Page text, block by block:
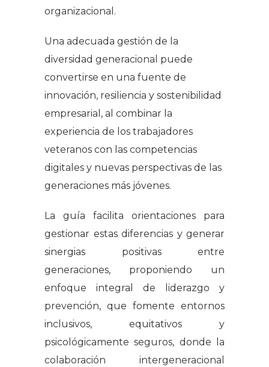
organizacional.
Una adecuada gestión de la
diversidad generacional puede
convertirse en una fuente de
innovación, resiliencia y sostenibilidad
empresarial, al combinar la
experiencia de los trabajadores
veteranos con las competencias
digitales y nuevas perspectivas de las
generaciones más jóvenes.
La guía facilita orientaciones para
gestionar estas diferencias y generar
sinergias positivas entre
generaciones, proponiendo un
enfoque integral de liderazgo y
prevención, que fomente entornos
inclusivos, equitativos y
psicológicamente seguros, donde la
colaboración intergeneracional